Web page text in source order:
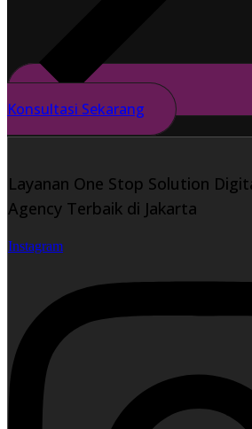
Konsultasi Sekarang
Layanan One Stop Solution
Agency Terbaik di Jakarta
Instagram